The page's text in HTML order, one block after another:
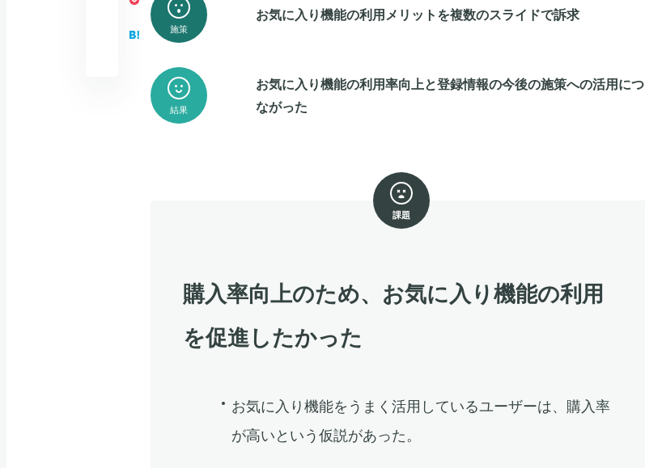
施策
お気に入り機能の利用メリットを複数のスライドで訴求
結果
お気に入り機能の利用率向上と登録情報の今後の施策への活用につ
ながった
課題
購入率向上のため、お気に入り機能の利用
を促進したかった
お気に入り機能をうまく活用しているユーザーは、購入率
が高いという仮説があった。